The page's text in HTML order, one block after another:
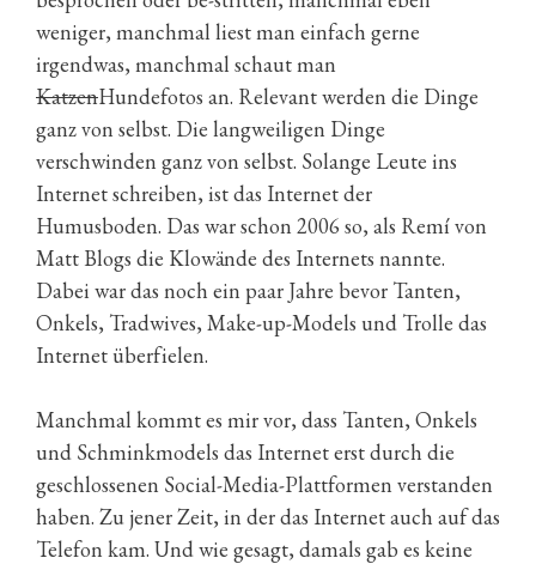
weniger, manchmal liest man einfach gerne
irgendwas, manchmal schaut man
KatzenHundefotos an. Relevant werden die Dinge
ganz von selbst. Die langweiligen Dinge
verschwinden ganz von selbst. Solange Leute ins
Internet schreiben, ist das Internet der
Humusboden. Das war schon 2006 so, als Remí von
Matt Blogs die Klowände des Internets nannte.
Dabei war das noch ein paar Jahre bevor Tanten,
Onkels, Tradwives, Make-up-Models und Trolle das
Internet überfielen.
Manchmal kommt es mir vor, dass Tanten, Onkels
und Schminkmodels das Internet erst durch die
geschlossenen Social-Media-Plattformen verstanden
haben. Zu jener Zeit, in der das Internet auch auf das
Telefon kam. Und wie gesagt, damals gab es keine